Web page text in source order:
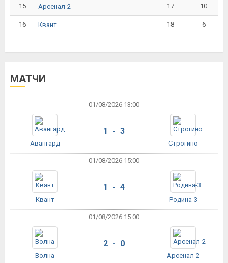
15 Арсенал-2 17 10
16 Квант 18 6
МАТЧИ
01/08/2026 13:00
Авангард
1 - 3
Строгино
01/08/2026 15:00
Квант
1 - 4
Родина-3
01/08/2026 15:00
Волна
2 - 0
Арсенал-2